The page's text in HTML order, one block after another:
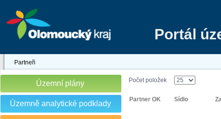
Portál
Partneři
Územní plány
Územně analytické podklady
Počet položek
Partner OK Sídlo